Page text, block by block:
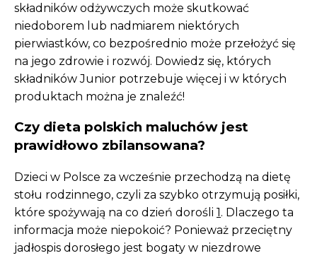
składników odżywczych może skutkować
niedoborem lub nadmiarem niektórych
pierwiastków, co bezpośrednio może przełożyć się
na jego zdrowie i rozwój. Dowiedz się, których
składników Junior potrzebuje więcej i w których
produktach można je znaleźć!
Czy dieta polskich maluchów jest
prawidłowo zbilansowana?
Dzieci w Polsce za wcześnie przechodzą na dietę
stołu rodzinnego, czyli za szybko otrzymują posiłki,
które spożywają na co dzień dorośli 1. Dlaczego ta
informacja może niepokoić? Ponieważ przeciętny
jadłospis dorosłego jest bogaty w niezdrowe